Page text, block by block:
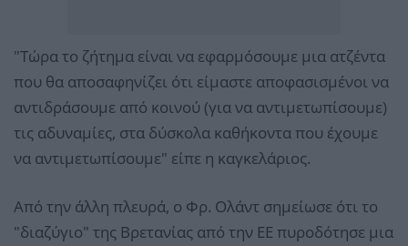
"Τώρα το ζήτημα είναι να εφαρμόσουμε μια ατζέντα
που θα αποσαφηνίζει ότι είμαστε αποφασισμένοι να
αντιδράσουμε από κοινού (για να αντιμετωπίσουμε)
τις αδυναμίες, στα δύσκολα καθήκοντα που έχουμε
να αντιμετωπίσουμε" είπε η καγκελάριος.
Από την άλλη πλευρά, ο Φρ. Ολάντ σημείωσε ότι το
"διαζύγιο" της Βρετανίας από την ΕΕ πυροδότησε μια